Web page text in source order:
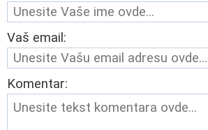
Vaš email:
Komentar: